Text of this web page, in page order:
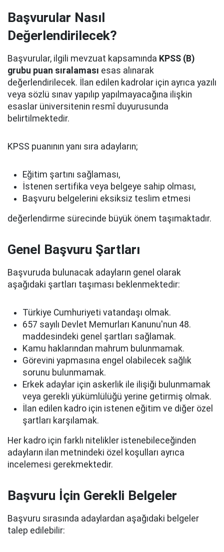
Başvurular Nasıl
Değerlendirilecek?
Başvurular, ilgili mevzuat kapsamında KPSS (B)
grubu puan sıralaması esas alınarak
değerlendirilecek. İlan edilen kadrolar için ayrıca yazılı
veya sözlü sınav yapılıp yapılmayacağına ilişkin
esaslar üniversitenin resmî duyurusunda
belirtilmektedir.
KPSS puanının yanı sıra adayların;
Eğitim şartını sağlaması,
İstenen sertifika veya belgeye sahip olması,
Başvuru belgelerini eksiksiz teslim etmesi
değerlendirme sürecinde büyük önem taşımaktadır.
Genel Başvuru Şartları
Başvuruda bulunacak adayların genel olarak
aşağıdaki şartları taşıması beklenmektedir:
Türkiye Cumhuriyeti vatandaşı olmak.
657 sayılı Devlet Memurları Kanunu'nun 48.
maddesindeki genel şartları sağlamak.
Kamu haklarından mahrum bulunmamak.
Görevini yapmasına engel olabilecek sağlık
sorunu bulunmamak.
Erkek adaylar için askerlik ile ilişiği bulunmamak
veya gerekli yükümlülüğü yerine getirmiş olmak.
İlan edilen kadro için istenen eğitim ve diğer özel
şartları karşılamak.
Her kadro için farklı nitelikler istenebileceğinden
adayların ilan metnindeki özel koşulları ayrıca
incelemesi gerekmektedir.
Başvuru İçin Gerekli Belgeler
Başvuru sırasında adaylardan aşağıdaki belgeler
talep edilebilir: